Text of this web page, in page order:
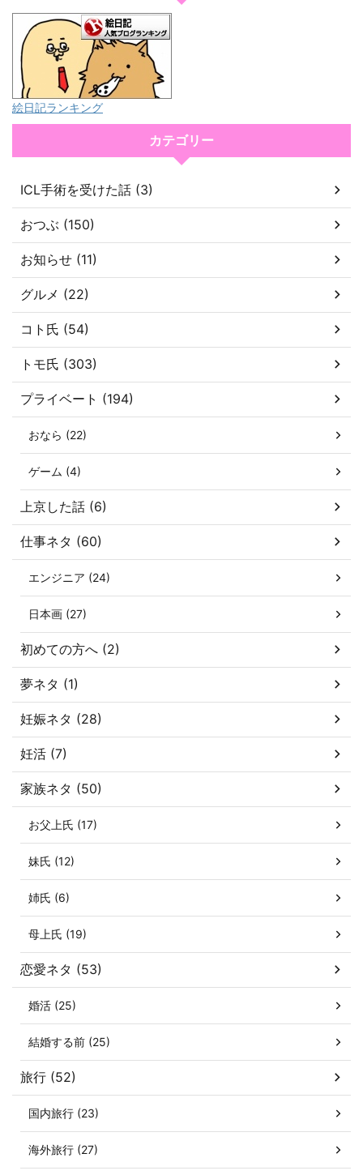
絵日記ランキング
カテゴリー
ICL手術を受けた話 (3)
おつぶ (150)
お知らせ (11)
グルメ (22)
コト氏 (54)
トモ氏 (303)
プライベート (194)
おなら (22)
ゲーム (4)
上京した話 (6)
仕事ネタ (60)
エンジニア (24)
日本画 (27)
初めての方へ (2)
夢ネタ (1)
妊娠ネタ (28)
妊活 (7)
家族ネタ (50)
お父上氏 (17)
妹氏 (12)
姉氏 (6)
母上氏 (19)
恋愛ネタ (53)
婚活 (25)
結婚する前 (25)
旅行 (52)
国内旅行 (23)
海外旅行 (27)